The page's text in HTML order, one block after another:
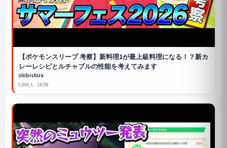
【ポケモンスリープ考察】新料理1が最上級料理になる！？新カ
レーレシピとルチャブルの性能を考えてみます
shibishira
5,990人 18:08